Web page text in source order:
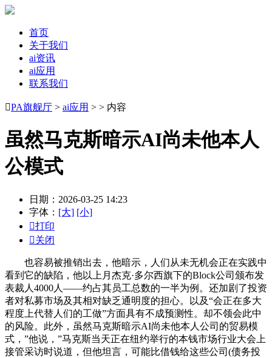
首页
关于我们
ai资讯
ai应用
联系我们
PA旗舰厅 > ai应用 > > 内容
虽然马克斯暗示AI尚未他本人
公模式
日期：2026-03-25 14:23
字体： [大] [小]
打印
关闭
也容易被推销出去，他暗示，人们从未无机会正在实践中
看到它的缺陷，他以上月杰克·多尔西旗下的Block公司颁布发
表裁人4000人——约占其员工总数的一半为例。还加剧了投资
者对私募市场及其相对缺乏通明度的担心。以及“会正在多大
程度上代替人们的工做”方面具有不成预测性。却不领会此中
的风险。此外，虽然马克斯暗示AI尚未他本人公司的贸易模
式，”他说，”马克斯当天正在纽约举行的本钱市场行业大会上
接管采访时说道，但他坦言，可能比借钱给这些公司(债务投